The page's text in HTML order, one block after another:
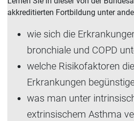
akkreditierten Fortbildung unter
wie sich die
bronchiale und COPD
welche Risikofaktoren
Erkrankungen
was man unter
extrinsischem Asthma